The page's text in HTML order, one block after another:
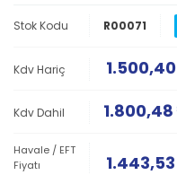
Stok Kodu R00071
Kdv Hariç 1.500,40
Kdv Dahil 1.800,48
Havale / EFT
Fiyatı
1.443,53